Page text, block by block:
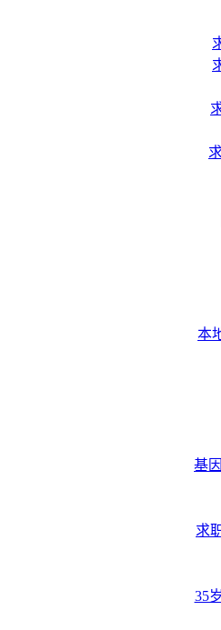
本
基
求
35